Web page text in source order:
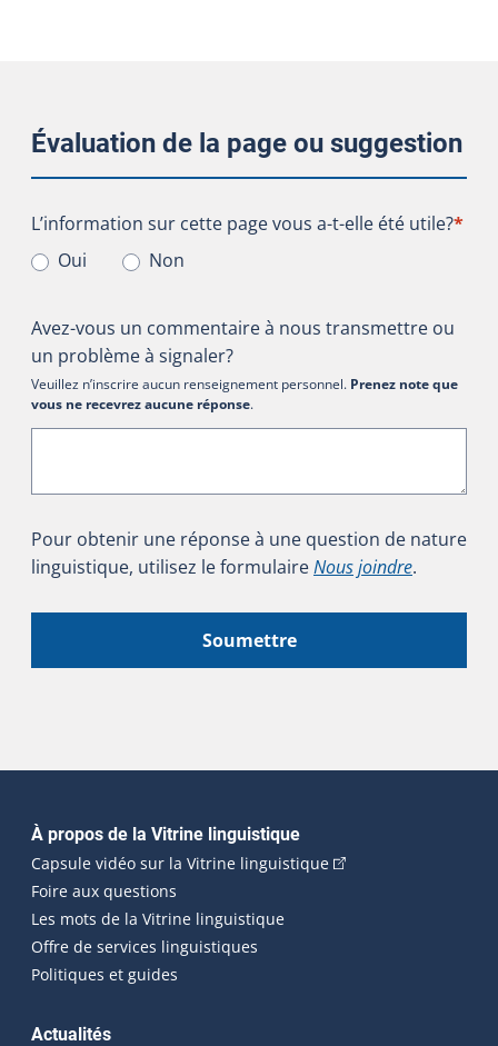
Évaluation de la page ou suggestion
L’information sur cette page vous a-t-elle été utile?
L’information sur cette page vous a-t-elle été utile?*
Oui
Non
Avez-vous un commentaire à nous transmettre ou
un problème à signaler?
Veuillez n’inscrire aucun renseignement personnel. Prenez note que
vous ne recevrez aucune réponse.
Pour obtenir une réponse à une question de nature
linguistique, utilisez le formulaireNous joindre.
Soumettre
Navigation principale
À propos de la Vitrine linguistique
Capsule vidéo sur la Vitrine linguistique(Cet hyperlien
Foire aux questions
Les mots de la Vitrine linguistique
Offre de services linguistiques
Politiques et guides
Actualités